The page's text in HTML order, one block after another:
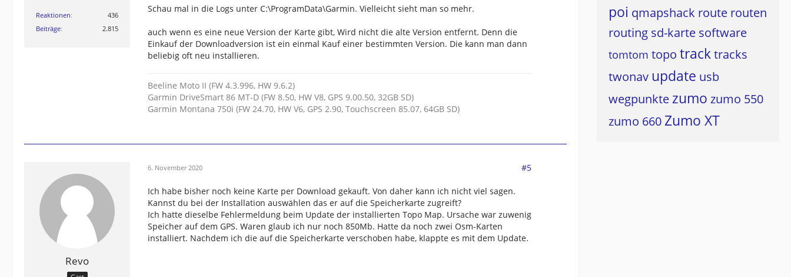
Reaktionen
436
Beiträge
2.815
Schau mal in die Logs unter C:\ProgramData\Garmin. Vielleicht sieht man so mehr.
auch wenn es eine neue Version der Karte gibt, Wird nicht die alte Version entfernt. Denn die
Einkauf der Downloadversion ist ein einmal Kauf einer bestimmten Version. Die kann man dann
beliebig oft neu installieren.
Beeline Moto II (FW 4.3.996, HW 9.6.2)
Garmin DriveSmart 86 MT-D (FW 8.50, HW V8, GPS 9.00.50, 32GB SD)
Garmin Montana 750i (FW 24.70, HW V6, GPS 2.90, Touchscreen 85.07, 64GB SD)
Revo
6. November 2020 #5
Ich habe bisher noch keine Karte per Download gekauft. Von daher kann ich nicht viel sagen.
Kannst du bei der Installation auswählen das er auf die Speicherkarte zugreift?
Ich hatte dieselbe Fehlermeldung beim Update der installierten Topo Map. Ursache war zuwenig
Speicher auf dem GPS. Waren glaub ich nur noch 850Mb. Hatte da noch zwei Osm-Karten
installiert. Nachdem ich die auf die Speicherkarte verschoben habe, klappte es mit dem Update.
poi qmapshack route routen
routing sd-karte software
tomtom topo tracktracks
twonav update usb
wegpunkte zumo zumo 550
zumo 660 Zumo XT